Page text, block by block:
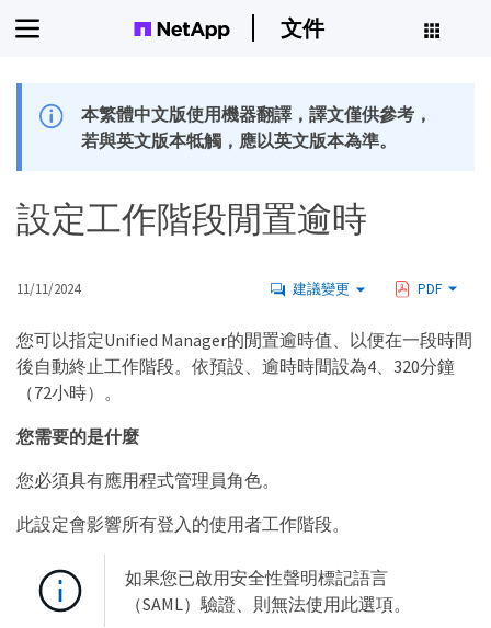
文件
本繁體中文版使用機器翻譯，譯文僅供參考，
若與英文版本牴觸，應以英文版本為準。
設定工作階段閒置逾時
11/11/2024 建議變更 PDF
您可以指定Unified Manager的閒置逾時值、以便在一段時間
後自動終止工作階段。依預設、逾時時間設為4、320分鐘
（72小時）。
您需要的是什麼
您必須具有應用程式管理員角色。
此設定會影響所有登入的使用者工作階段。
如果您已啟用安全性聲明標記語言
（SAML）驗證、則無法使用此選項。